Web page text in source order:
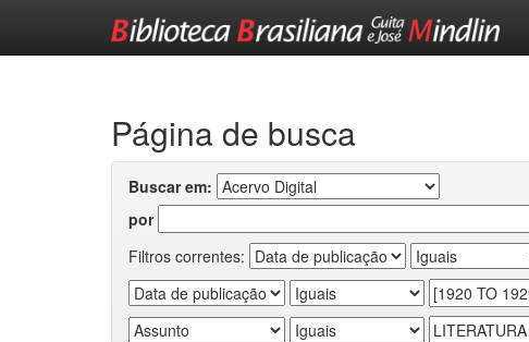
Página de busca
Buscar em:
por
Filtros correntes: